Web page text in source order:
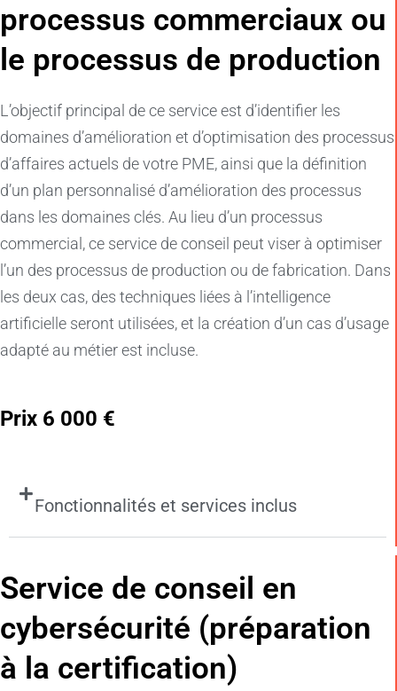
processus commerciaux ou
le processus de production
L’objectif principal de ce service est d’identifier les
domaines d’amélioration et d’optimisation des processus
d’affaires actuels de votre PME, ainsi que la définition
d’un plan personnalisé d’amélioration des processus
dans les domaines clés. Au lieu d’un processus
commercial, ce service de conseil peut viser à optimiser
l’un des processus de production ou de fabrication. Dans
les deux cas, des techniques liées à l’intelligence
artificielle seront utilisées, et la création d’un cas d’usage
adapté au métier est incluse.
Prix 6 000 €
Fonctionnalités et services inclus
Service de conseil en
cybersécurité (préparation
à la certification)